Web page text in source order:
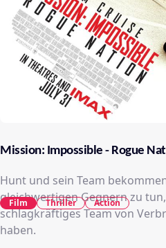
Mission: Impossible - Rogue
Hunt und sein Team
gleichwertigen Gegnern zu
schlagkräftiges Team von
haben.
Film Thriller Action